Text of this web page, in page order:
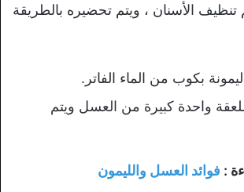
تنظيف الأسنان ، ويتم تحضيره بالطريقة
بكوب من الماء الفاتر.
واحدة كبيرة من العسل ويتم
: فوائد العسل والليمون